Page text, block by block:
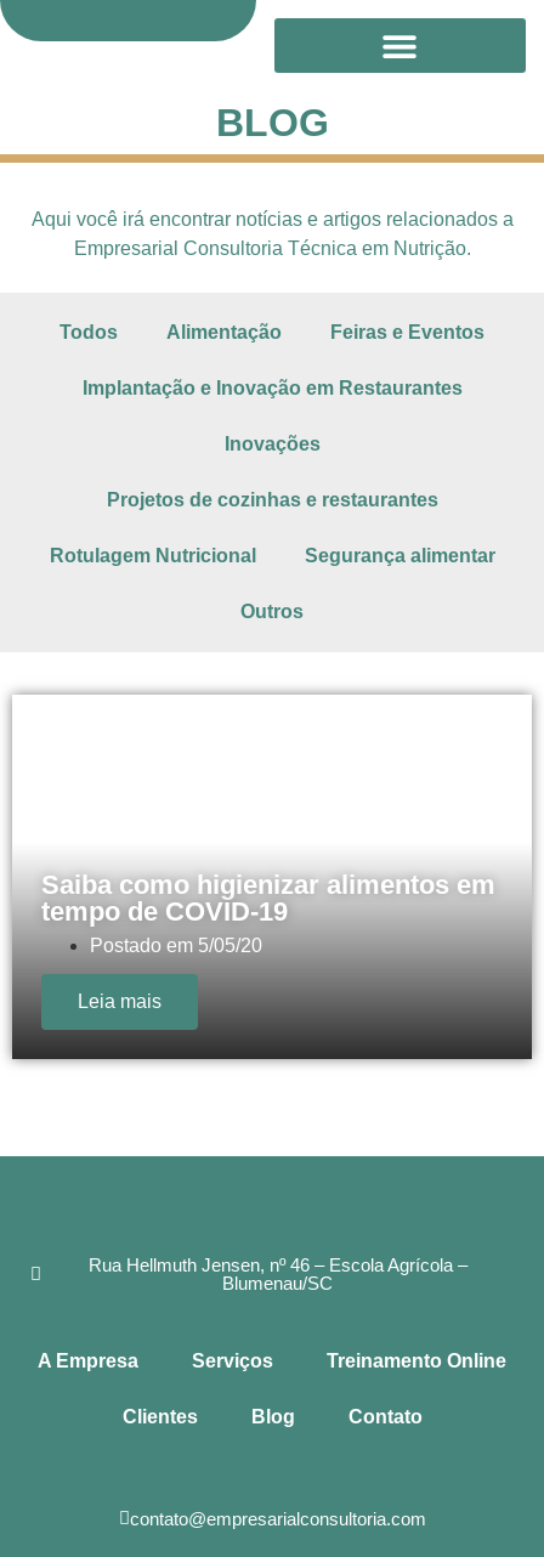
BLOG
Aqui você irá encontrar notícias e artigos relacionados a
Empresarial Consultoria Técnica em Nutrição.
Todos Alimentação Feiras e Eventos
Implantação e Inovação em Restaurantes
Inovações
Projetos de cozinhas e restaurantes
Rotulagem Nutricional Segurança alimentar
Outros
Saiba como higienizar alimentos em
tempo de COVID-19
Postado em 5/05/20
Leia mais
Rua Hellmuth Jensen, nº 46 – Escola Agrícola –
Blumenau/SC
A Empresa Serviços Treinamento Online
Clientes Blog Contato
contato@empresarialconsultoria.com